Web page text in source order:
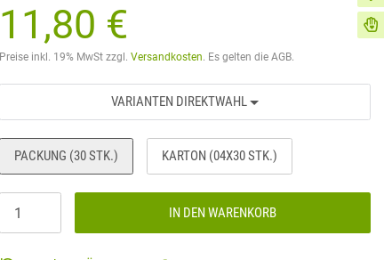
11,80 €
Preise inkl. 19% MwSt zzgl. Versandkosten. Es gelten die AGB.
VARIANTEN DIREKTWAHL
PACKUNG (30 STK.) KARTON (04X30 STK.)
IN DEN WARENKORB